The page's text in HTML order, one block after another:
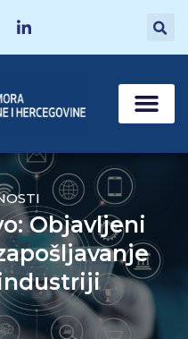
Objavljeni